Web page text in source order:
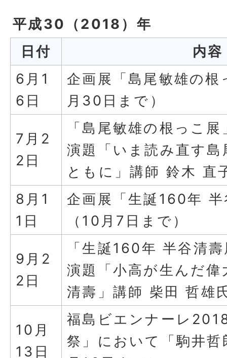
平成30（2018）年
日付
内容
6月1
6日
企画展「島尾敏雄の
月30日まで）
7月2
2日
「島尾敏雄の根っこ
演題「いま読み直す
ともに」講師 鈴木 直
8月1
1日
企画展「生誕160年
（10月7日まで）
9月2
2日
「生誕160年 半谷清
演題「小高が生んだ
清壽」講師 柴田 哲雄
10月
13日
福島ビエンナーレ
祭」において「駒井